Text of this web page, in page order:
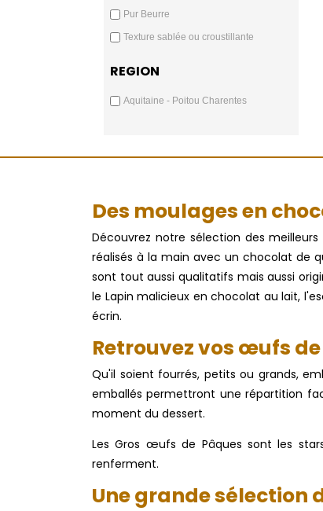
Pur Beurre
Texture sablée ou croustillante
REGION
Aquitaine - Poitou Charentes
Des moulages en
Découvrez notre sélection des
réalisés à la main avec un chocolat de
sont tout aussi qualitatifs mais aussi
le Lapin malicieux en chocolat au lait,
écrin.
Retrouvez vos œufs
Qu'il soient fourrés, petits ou grands,
emballés permettront une répartition
moment du dessert.
Les Gros œufs de Pâques sont les
renferment.
Une grande sélection